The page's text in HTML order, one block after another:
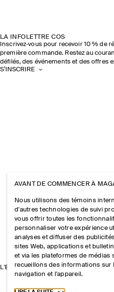
LA INFOLETTRE COS
Inscrivez‑vous pour recevoir 10 % de
première commande. Restez au
défilés, des événements et des offres
S’INSCRIRE
L'ENTREPRISE
AVANT DE COMMENCER À
Nous utilisons des témoins
d'autres technologies de suivi
vous offrir toutes les
personnaliser votre expérience
analyses et diffuser des
sites Web, applications et
et via les plateformes de médias
recueillons des informations sur
navigation et l'appareil.